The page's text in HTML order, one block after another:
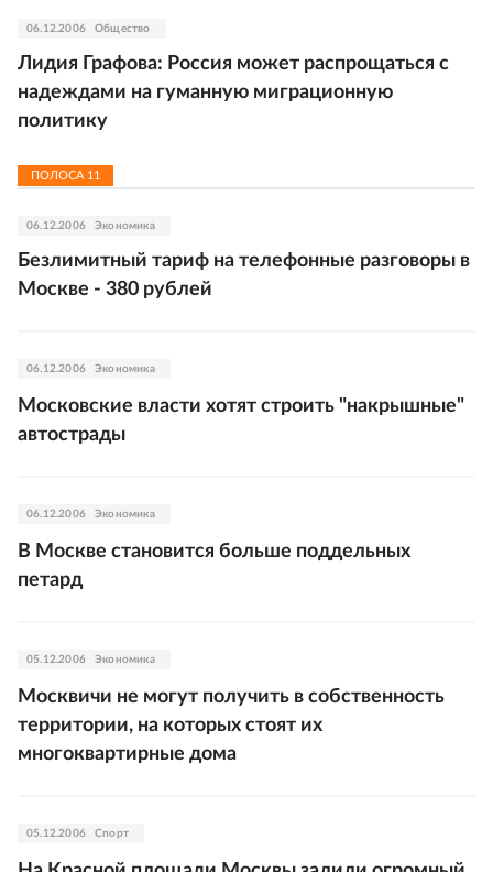
06.12.2006 Общество
Лидия Графова: Россия может распрощаться с
надеждами на гуманную миграционную
политику
ПОЛОСА 11
06.12.2006 Экономика
Безлимитный тариф на телефонные разговоры в
Москве - 380 рублей
06.12.2006 Экономика
Московские власти хотят строить "накрышные"
автострады
06.12.2006 Экономика
В Москве становится больше поддельных
петард
05.12.2006 Экономика
Москвичи не могут получить в собственность
территории, на которых стоят их
многоквартирные дома
05.12.2006 Спорт